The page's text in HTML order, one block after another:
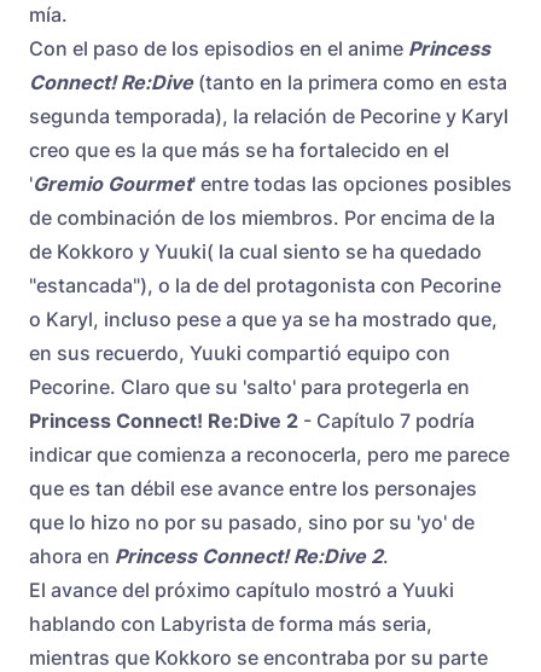
mía.
Con el paso de los episodios en el anime Princess
Connect! Re:Dive(tanto en la primera como en esta
segunda temporada), la relación de Pecorine y Karyl
creo que es la que más se ha fortalecido en el
'Gremio Gourmet' entre todas las opciones posibles
de combinación de los miembros. Por encima de la
de Kokkoro y Yuuki( la cual siento se ha quedado
"estancada"), o la de del protagonista con Pecorine
o Karyl, incluso pese a que ya se ha mostrado que,
en sus recuerdo, Yuuki compartió equipo con
Pecorine. Claro que su 'salto' para protegerla en
Princess Connect! Re:Dive 2 - Capítulo 7 podría
indicar que comienza a reconocerla, pero me parece
que es tan débil ese avance entre los personajes
que lo hizo no por su pasado, sino por su 'yo' de
ahora en Princess Connect! Re:Dive 2.
El avance del próximo capítulo mostró a Yuuki
hablando con Labyrista de forma más seria,
mientras que Kokkoro se encontraba por su parte